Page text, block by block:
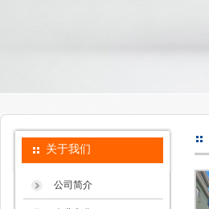
关于我们
公司简介